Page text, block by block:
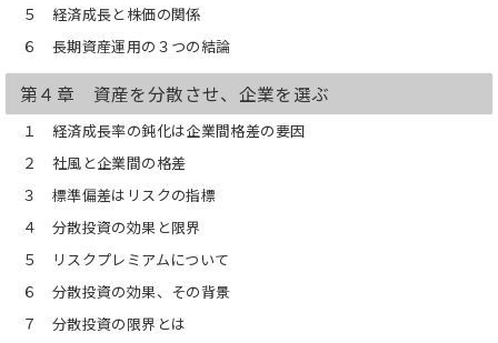
ことが大切。
（詳しくは本文を参照）。
本当の株式投資は副業の一種。自分の好
きな仕事をしながら、趣味を楽しみなが
企業の成長の果実を分けてもらうこと
だ。
【目次】
第１章「まず株式（個別株）を買う」
５ 経済成長と株価の関係
６ 長期資産運用の３つの結論
第４章 資産を分散させ、企業を選ぶ
１ 経済成長率の鈍化は企業間格差の要因
２ 社風と企業間の格差
３ 標準偏差はリスクの指標
４ 分散投資の効果と限界
５ リスクプレミアムについて
６ 分散投資の効果、その背景
７ 分散投資の限界とは